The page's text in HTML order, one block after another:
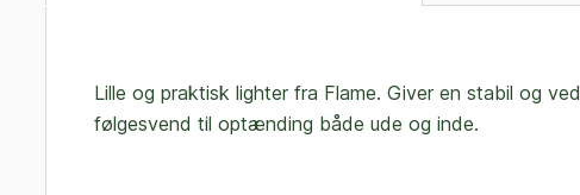
Lille og praktisk lighter fra Flame. Giver en stabil og
følgesvend til optænding både ude og inde.